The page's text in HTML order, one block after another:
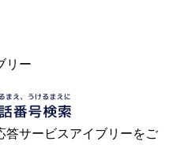
リー
サービスアイブリーをご